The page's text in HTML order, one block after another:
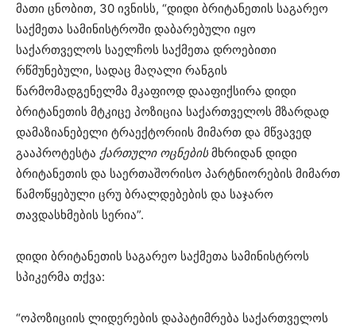
მათი ცნობით, 30 ივნისს, “დიდი ბრიტანეთის საგარეო
საქმეთა სამინისტროში დაბარებული იყო
საქართველოს საელჩოს საქმეთა დროებითი
რწმუნებული, სადაც მაღალი რანგის
წარმომადგენელმა მკაფიოდ დააფიქსირა დიდი
ბრიტანეთის მტკიცე პოზიცია საქართველოს მზარდად
დამაზიანებელი ტრაექტორიის მიმართ და მწვავედ
გააპროტესტა ქართული ოცნების მხრიდან დიდი
ბრიტანეთის და საერთაშორისო პარტნიორების მიმართ
წამოწყებული ცრუ ბრალდებების და საჯარო
თავდასხმების სერია”.
დიდი ბრიტანეთის საგარეო საქმეთა სამინისტროს
სპიკერმა თქვა:
“ოპოზიციის ლიდერების დაპატიმრება საქართველოს